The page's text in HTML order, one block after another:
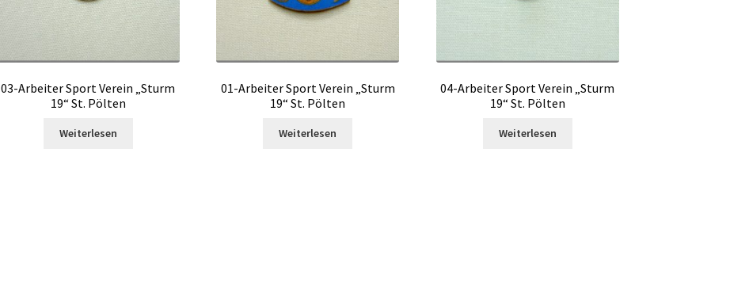
03-Arbeiter Sport Verein „Sturm
19“ St. Pölten
Weiterlesen
01-Arbeiter Sport Verein „Sturm
19“ St. Pölten
Weiterlesen
04-Arbeiter Sport Verein „Sturm
19“ St. Pölten
Weiterlesen